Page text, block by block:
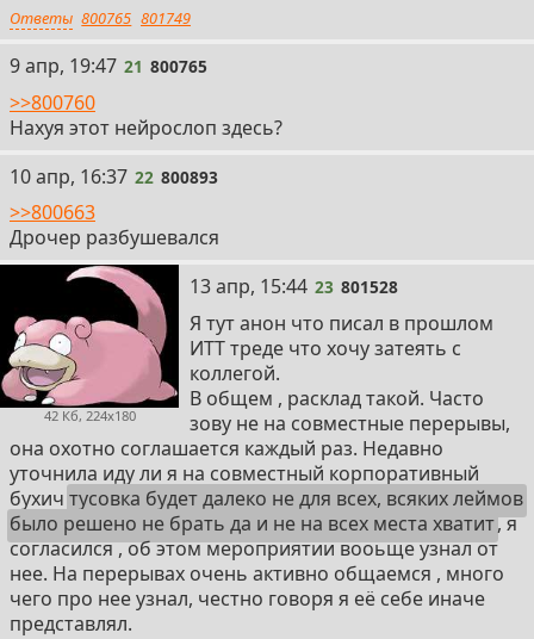
Ответы 800765 801749
21
9 апр, 19:47 21 800765
>>800760
Нахуя этот нейрослоп здесь?
22
10 апр, 16:37 22 800893
>>800663
Дрочер разбушевался
42 Кб, 224x180
23
13 апр, 15:44 23 801528
Я тут анон что писал в прошлом
ИТТ треде что хочу затеять с
коллегой.
В общем , расклад такой. Часто
зову не на совместные перерывы,
она охотно соглашается каждый раз. Недавно
уточнила иду ли я на совместный корпоративный
бухич тусовка будет далеко не для всех, всяких леймов
было решено не брать да и не на всех места хватит, я
согласился , об этом мероприятии вооьще узнал от
нее. На перерывах очень активно общаемся , много
чего про нее узнал, честно говоря я её себе иначе
представлял.